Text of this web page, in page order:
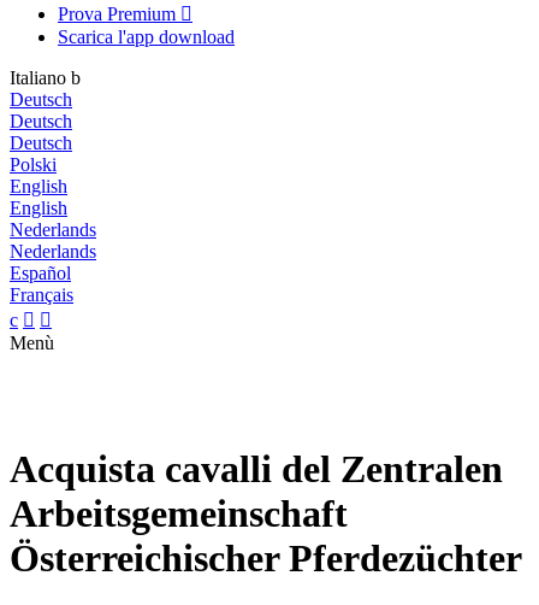
Prova Premium 
Scarica l'app download
Italiano b
Deutsch
Deutsch
Deutsch
Polski
English
English
Nederlands
Nederlands
Español
Français
c  
Menù
Acquista cavalli del Zentralen
Arbeitsgemeinschaft
Österreichischer Pferdezüchter